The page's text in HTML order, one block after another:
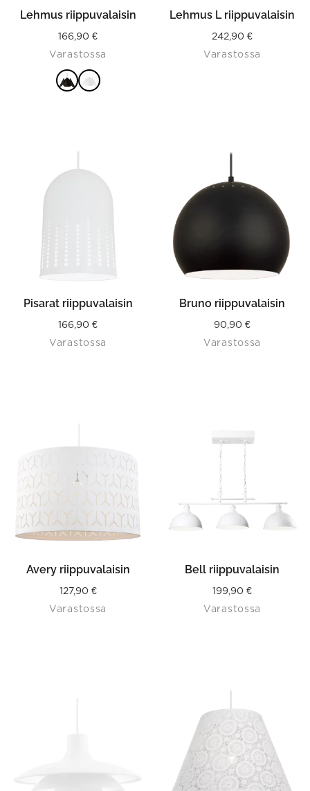
product
page
Lehmus riippuvalaisin
166,90 €
Varastossa
Lehmus L riippuvalaisin
242,90 €
Varastossa
Pisarat riippuvalaisin
166,90 €
Varastossa
Bruno riippuvalaisin
90,90 €
Varastossa
Avery riippuvalaisin
127,90 €
Varastossa
Bell riippuvalaisin
199,90 €
Varastossa